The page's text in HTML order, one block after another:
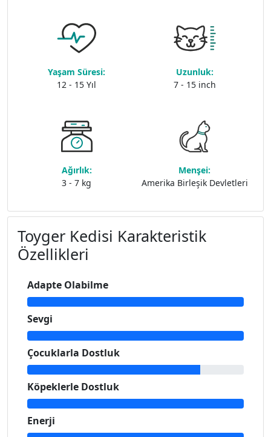
Yaşam Süresi:
12 - 15 Yıl
Uzunluk:
7 - 15 inch
Ağırlık:
3 - 7 kg
Menşei:
Amerika Birleşik Devletleri
Toyger Kedisi Karakteristik
Özellikleri
Adapte Olabilme
Sevgi
Çocuklarla Dostluk
Köpeklerle Dostluk
Enerji